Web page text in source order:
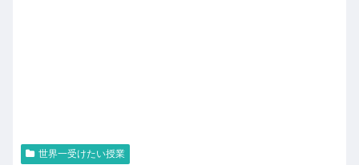
世界一受けたい授業